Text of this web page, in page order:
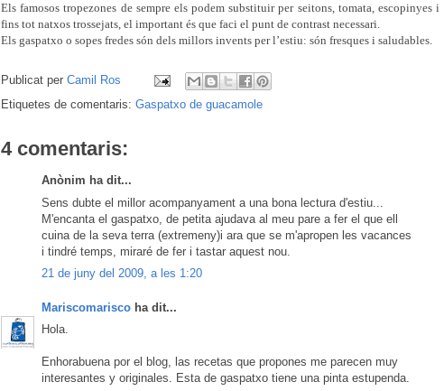
Els famosos tropezones de sempre els podem substituir per seitons, tomata, escopinyes i
fins tot natxos trossejats, el important és que faci el punt de contrast necessari.
Els gaspatxo o sopes fredes són dels millors invents per l’estiu: són fresques i saludables.
Publicat per Camil Ros
Etiquetes de comentaris: Gaspatxo de guacamole
4 comentaris:
Anònim ha dit...
Sens dubte el millor acompanyament a una bona lectura d'estiu...
M'encanta el gaspatxo, de petita ajudava al meu pare a fer el que ell
cuina de la seva terra (extremeny)i ara que se m'apropen les vacances
i tindré temps, miraré de fer i tastar aquest nou.
21 de juny del 2009, a les 1:20
Mariscomarisco ha dit...
Hola.
Enhorabuena por el blog, las recetas que propones me parecen muy
interesantes y originales. Esta de gaspatxo tiene una pinta estupenda.